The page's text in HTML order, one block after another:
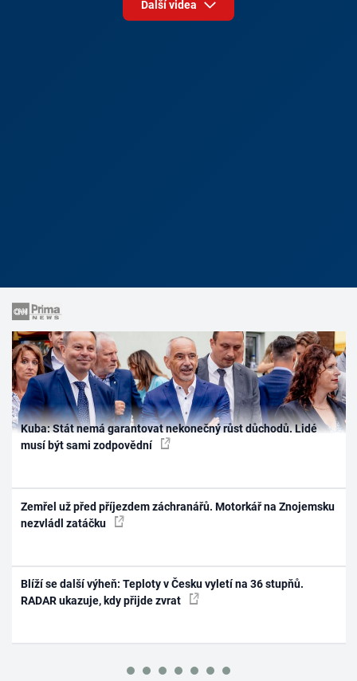
Další videa
Kuba: Stát nemá garantovat nekonečný růst důchodů. Lidé
musí být sami zodpovědní
Zemřel už před příjezdem záchranářů. Motorkář na Znojemsku
nezvládl zatáčku
Blíží se další výheň: Teploty v Česku vyletí na 36 stupňů.
RADAR ukazuje, kdy přijde zvrat